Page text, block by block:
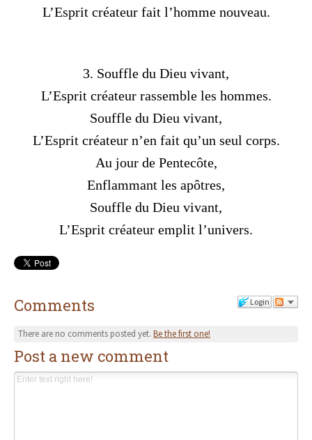
L’Esprit créateur fait l’homme nouveau.
3. Souffle du Dieu vivant,
L’Esprit créateur rassemble les hommes.
Souffle du Dieu vivant,
L’Esprit créateur n’en fait qu’un seul corps.
Au jour de Pentecôte,
Enflammant les apôtres,
Souffle du Dieu vivant,
L’Esprit créateur emplit l’univers.
Login
Comments
There are no comments posted yet.Be the first one!
Post a new comment